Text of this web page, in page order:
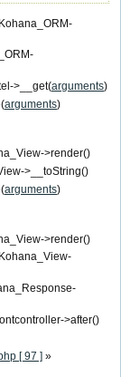
>__get(arguments)
arguments)
>render()
>__toString()
arguments)
>render()
>after()
[ 97 ] »